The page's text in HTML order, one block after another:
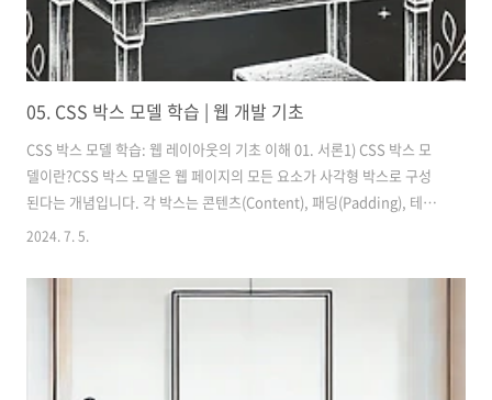
05. CSS 박스 모델 학습 | 웹 개발 기초
CSS 박스 모델 학습: 웹 레이아웃의 기초 이해 01. 서론1) CSS 박스 모
델이란?CSS 박스 모델은 웹 페이지의 모든 요소가 사각형 박스로 구성
된다는 개념입니다. 각 박스는 콘텐츠(Content), 패딩(Padding), 테두
리(Border), 마진(Margin)으로 이루어져 있습니다. 이 모델은 요소의
스 모델을 이해하면 웹 페이지의 레이아웃과 디자인을 효율적으로 관리
미지 등이 있습니다.박스 모델 예제2) 패딩..
2024. 7. 5.